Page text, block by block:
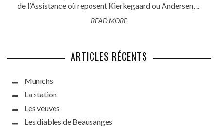
de l’Assistance où reposent Kierkegaard ou Andersen, ...
READ MORE
ARTICLES RÉCENTS
Munichs
La station
Les veuves
Les diables de Beausanges